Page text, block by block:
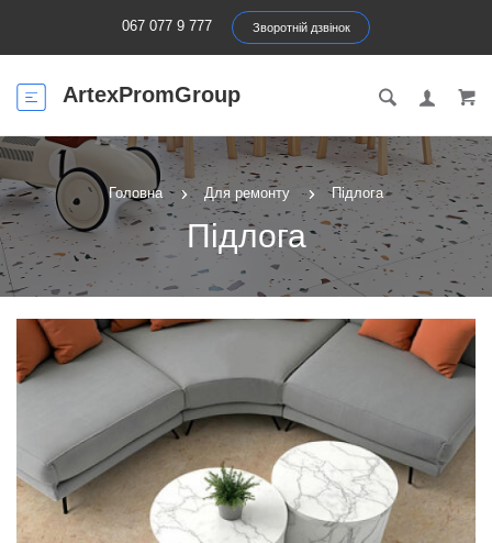
067 077 9 777 Зворотній дзвінок
ArtexPromGroup
Головна Для ремонту Підлога
Підлога